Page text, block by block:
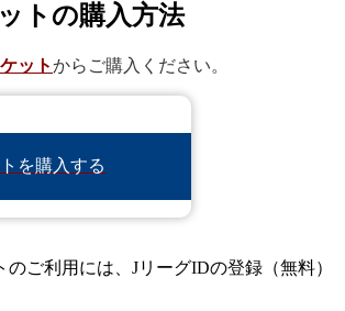
トの購入方法
ットからご購入ください。
を購入する
のご利⽤には、JリーグIDの登録（無料）